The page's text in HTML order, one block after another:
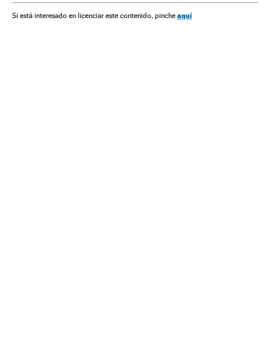
Procuradoria Tribunais Corrupção política Caixa dois
Si está interesado en licenciar este contenido, pinche aquí